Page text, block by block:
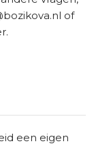
of
een eigen